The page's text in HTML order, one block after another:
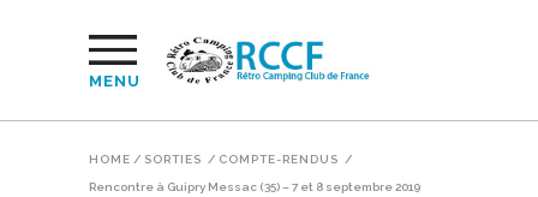
MENU
HOME / SORTIES / COMPTE-RENDUS /
Rencontre à Guipry Messac (35) – 7 et 8 septembre 2019